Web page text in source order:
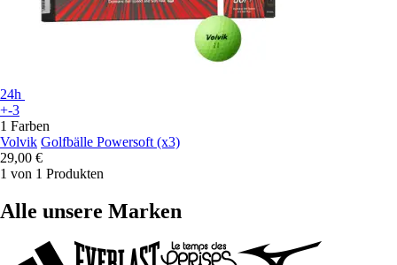
24h
+-3
1 Farben
Volvik Golfbälle Powersoft (x3)
29,00 €
1 von 1 Produkten
Alle unsere Marken